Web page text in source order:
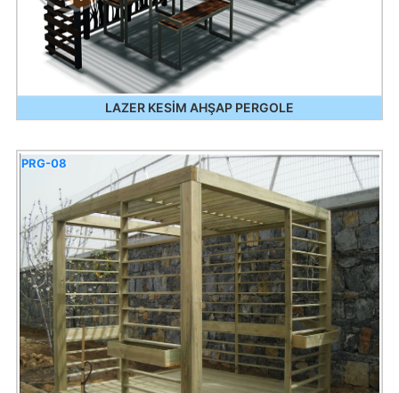
LAZER KESİM AHŞAP PERGOLE
PRG-08